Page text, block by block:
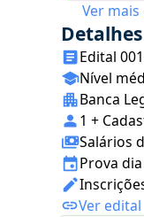
Ver
Detalhes
Edital
Nível
Banca
1 +
Salários
Prova
Ver edital